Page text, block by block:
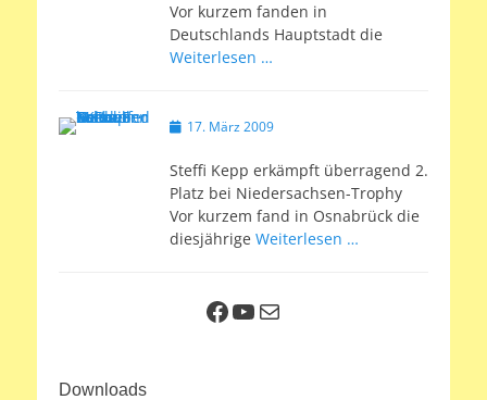
Vor kurzem fanden in
Deutschlands Hauptstadt die
Weiterlesen …
Veröffentlicht
17. März 2009
Steffi Kepp erkämpft überragend 2.
Platz bei Niedersachsen-Trophy
Vor kurzem fand in Osnabrück die
diesjährige Weiterlesen …
Facebook
YouTube
E-Mail
Downloads